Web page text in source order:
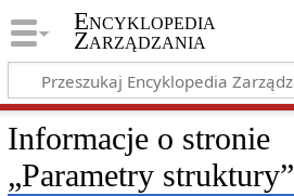
Encyklopedia
Zarządzania
Informacje o stronie
„Parametry struktury”